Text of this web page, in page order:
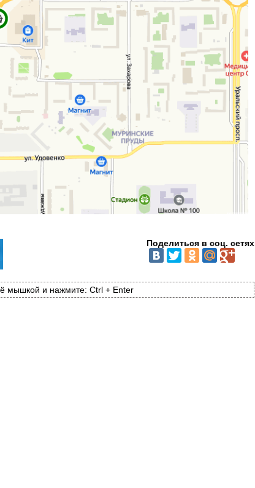
Поделиться в соц. сетях
мышкой и нажмите: Ctrl + Enter